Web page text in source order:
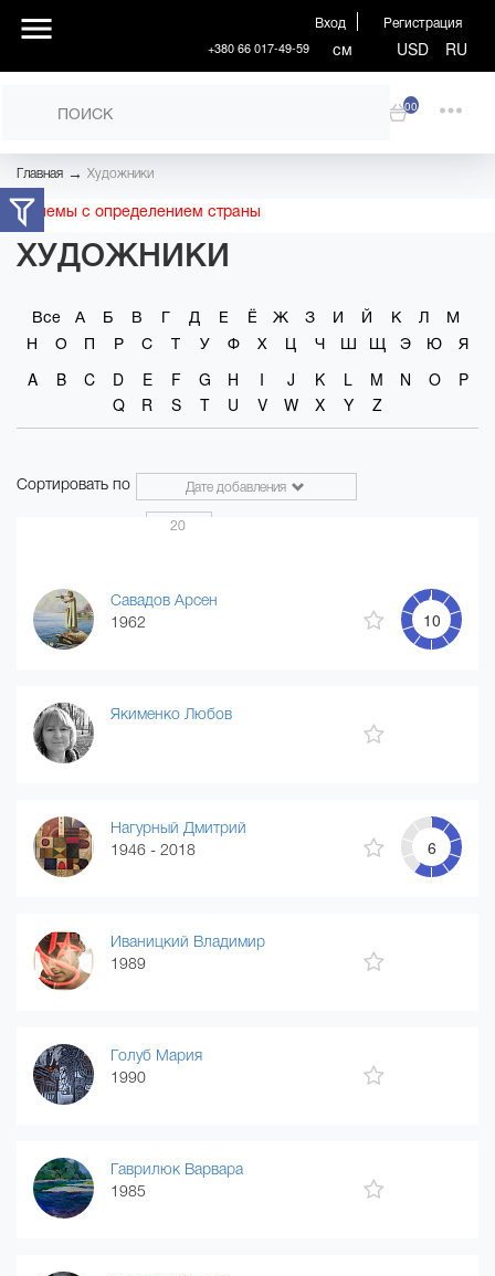
Вход Регистрация
+380 66 017-49-59 см USD RU
00
Главная → Художники
Проблемы с определением страны
ХУДОЖНИКИ
Все А Б В Г Д Е Ё Ж З И Й К Л
М
Н
О П Р С Т У Ф Х Ц Ч Ш Щ Э Ю
Я
A
B C D E F G H I J K L M N O
P
Q
R S T U V W X Y Z
Сортировать по Дате добавления
20
Савадов Арсен
1962
10
Якименко Любов
Нагурный Дмитрий
1946 - 2018
6
Иваницкий Владимир
1989
Голуб Мария
1990
Гаврилюк Варвара
1985